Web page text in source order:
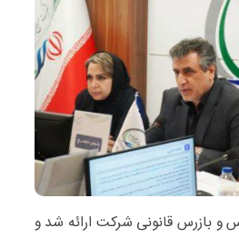
و بازرس قانونی شرکت ارائه شد و